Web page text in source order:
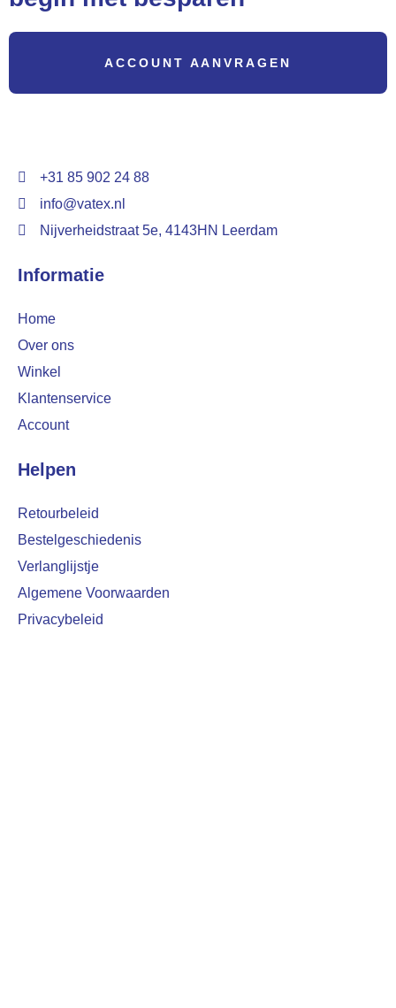
ACCOUNT AANVRAGEN
+31 85 902 24 88
info@vatex.nl
Nijverheidstraat 5e, 4143HN Leerdam
Informatie
Home
Over ons
Winkel
Klantenservice
Account
Helpen
Retourbeleid
Bestelgeschiedenis
Verlanglijstje
Algemene Voorwaarden
Privacybeleid